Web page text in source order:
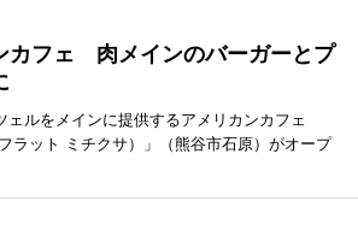
カフェ 肉メインのバーガーとプ
ェルをメインに提供するアメリカンカフェ
ラット ミチクサ）」（熊谷市石原）がオープ